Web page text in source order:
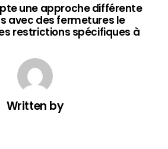
une approche différente
avec des fermetures le
restrictions spécifiques à
Written by